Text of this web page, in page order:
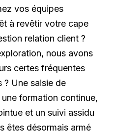
vos équipes
à revêtir votre cape
relation client ?
nous avons
certes fréquentes
? Une saisie de
formation continue,
et un suivi assidu
êtes désormais armé